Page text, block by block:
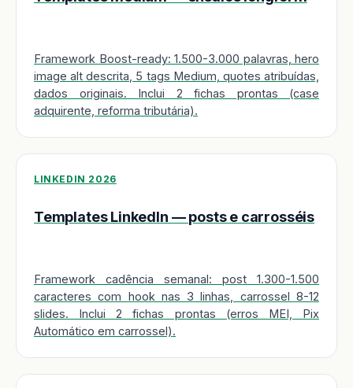
Framework Boost-ready: 1.500-3.000 palavras, hero
image alt descrita, 5 tags Medium, quotes atribuídas,
dados originais. Inclui 2 fichas prontas (case
adquirente, reforma tributária).
LINKEDIN 2026
Templates LinkedIn — posts e carrosséis
Framework cadência semanal: post 1.300-1.500
caracteres com hook nas 3 linhas, carrossel 8-12
slides. Inclui 2 fichas prontas (erros MEI, Pix
Automático em carrossel).